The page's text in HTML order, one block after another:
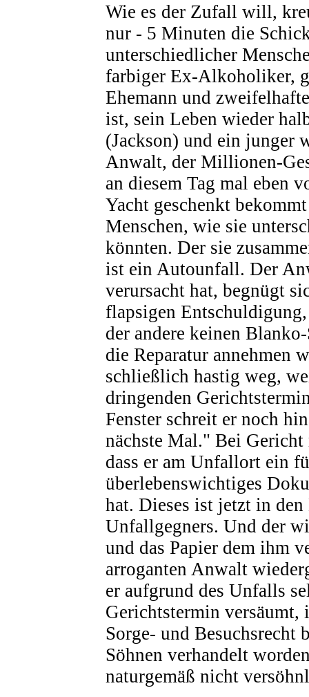
Wie es der Zufall will,
nur - 5 Minuten die
unterschiedlicher
farbiger Ex-Alkoholiker,
Ehemann und
ist, sein Leben wieder
(Jackson) und ein junger
Anwalt, der Millionen-
an diesem Tag mal eben
Yacht geschenkt
Menschen, wie sie
könnten. Der sie
ist ein Autounfall. Der
verursacht hat, begnügt
flapsigen
der andere keinen
die Reparatur annehmen
schließlich hastig weg,
dringenden
Fenster schreit er noch
nächste Mal." Bei Gericht
dass er am Unfallort ein
überlebenswichtiges
hat. Dieses ist jetzt in den
Unfallgegners. Und der
und das Papier dem ihm
arroganten Anwalt
er aufgrund des Unfalls
Gerichtstermin versäumt,
Sorge- und Besuchsrecht
Söhnen verhandelt
naturgemäß nicht